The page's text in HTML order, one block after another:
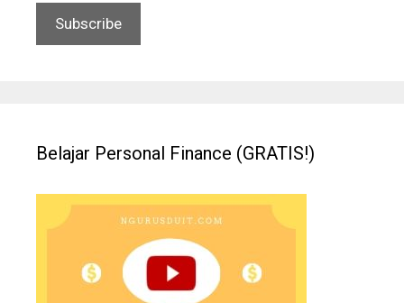
Belajar Personal Finance (GRATIS!)